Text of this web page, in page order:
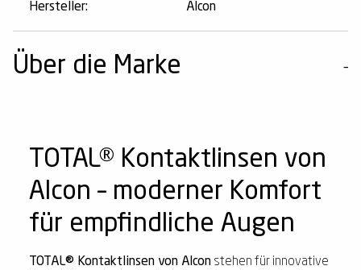
Hersteller:
Alcon
Über die Marke
TOTAL® Kontaktlinsen von
Alcon – moderner Komfort
für empfindliche Augen
TOTAL® Kontaktlinsen von Alcon stehen für innovative